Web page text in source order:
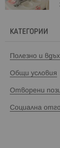
КАТЕГОРИИ
Полезно и
Общи условия
Отворени
Социална